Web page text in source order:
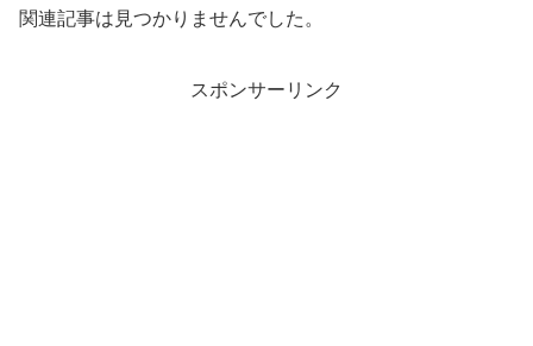
関連記事は見つかりませんでした。
スポンサーリンク